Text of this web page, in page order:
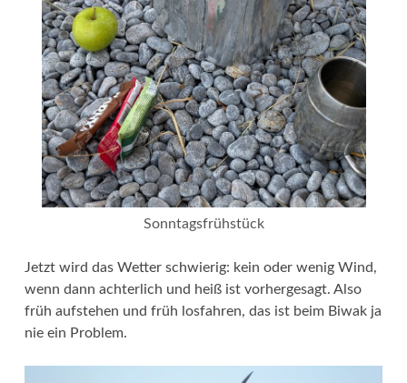
Sonntagsfrühstück
Jetzt wird das Wetter schwierig: kein oder wenig Wind,
wenn dann achterlich und heiß ist vorhergesagt. Also
früh aufstehen und früh losfahren, das ist beim Biwak ja
nie ein Problem.